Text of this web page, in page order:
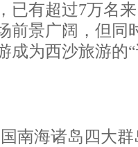
已有超过7万名
前景广阔，但同
成为西沙旅游的
南海诸岛四大